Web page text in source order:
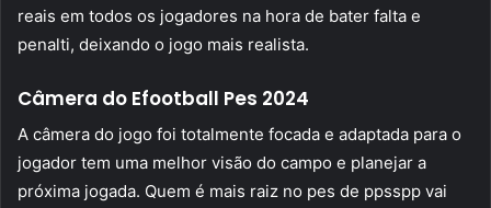
reais em todos os jogadores na hora de bater falta e
penalti, deixando o jogo mais realista.
Câmera do Efootball Pes 2024
A câmera do jogo foi totalmente focada e adaptada para o
jogador tem uma melhor visão do campo e planejar a
próxima jogada. Quem é mais raiz no pes de ppsspp vai